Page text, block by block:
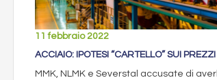
11 febbraio 2022
ACCIAIO: IPOTESI “CARTELLO” SUI
MMK, NLMK e Severstal accusate di